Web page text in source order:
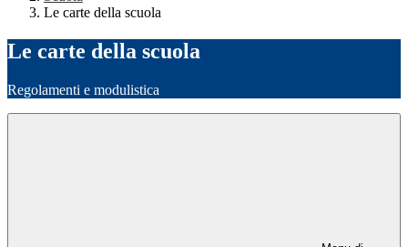
Le carte della scuola
Le carte della scuola
Regolamenti e modulistica